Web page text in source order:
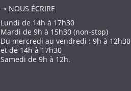
➝ NOUS ÉCRIRE
Lundi de 14h à 17h30
Mardi de 9h à 15h30 (non-stop)
Du mercredi au vendredi : 9h à 12h30
et de 14h à 17h30
Samedi de 9h à 12h.